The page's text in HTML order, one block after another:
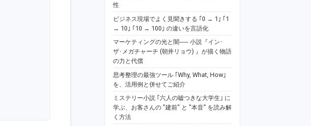
性
ビジネス現場でよく見聞きする ｢0 → 1｣ ｢1
→ 10｣ ｢10 → 100｣ の違いを言語化
マーケティングの光と闇── 小説『イン･
ザ･メガチャーチ (朝井リョウ) 』が描く物語
の力と代償
思考整理の最強ツール ｢Why, What, How｣
を、活用例と併せてご紹介
ミステリー小説 ｢六人の嘘つきな大学生｣ に
学ぶ、お客さんの "建前" と "本音" を読み解
く方法